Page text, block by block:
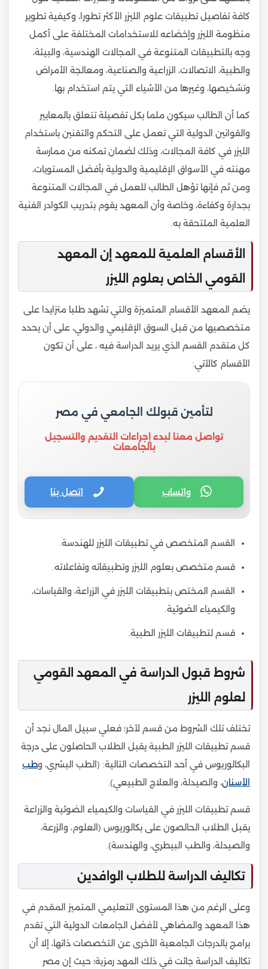
كافة تفاصيل تطبيقات علوم الليزر الأكثر تطورا، وكيفية تطوير
منظومة الليزر وإخضاعه للاستخدامات المختلفة على أكمل
وجه بالتطبيقات المتنوعة في المجالات الهندسية، والبيئة،
والطبية، الاتصالات، الزراعية والصناعية، ومعالجة الأمراض
وتشخيصها، وغيرها من الأشياء التي يتم استخدام بها.
كما أن الطالب سيكون ملما بكل تفصيلة تتعلق بالمعايير
والقوانين الدولية التي تعمل على التحكم والتقنين باستخدام
الليزر في كافة المجالات، وذلك لضمان تمكنه من ممارسة
مهنته في الأسواق الإقليمية والدولية بأفضل المستويات،
ومن ثم فإنها تؤهل الطالب للعمل في المجالات المتنوعة
بجدارة وكفاءة، وخاصة وأن المعهد يقوم بتدريب الكوادر الفنية
العلمية الملتحقة به.
الأقسام العلمية للمعهد إن المعهد
القومي الخاص بعلوم الليزر
يضم المعهد الأقسام المتميزة والتي تشهد طلبا متزايدا على
متخصصيها من قبل السوق الإقليمي والدولي، على أن يحدد
كل متقدم القسم الذي يريد الدراسة فيه ، على أن تكون
الأقسام كالآتي:
لتأمين قبولك الجامعي في مصر
تواصل معنا لبدء إجراءات التقديم والتسجيل
بالجامعات
واتساب اتصل بنا
القسم المتخصص في تطبيقات الليزر للهندسة.
قسم متخصص بعلوم الليزر وتطبيقاته وتفاعلاته.
القسم المختص بتطبيقات الليزر في الزراعة، والقياسات،
والكيمياء الضوئية.
قسم لتطبيقات الليزر الطبية.
شروط قبول الدراسة في المعهد القومي
لعلوم الليزر
تختلف تلك الشروط من قسم لآخر؛ فعلي سبيل المال نجد أن
قسم تطبيقات الليزر الطبية يقبل الطلاب الحاصلون على درجة
البكالوريوس في أحد التخصصات التالية: (الطب البشري، وطب
الأسنان، والصيدلة، والعلاج الطبيعي).
قسم تطبيقات الليزر في القياسات والكيمياء الضوئية والزراعة
يقبل الطلاب الحالصون على بكالوريوس (العلوم، والزرعة،
والصيدلة، والطب البيطري، والهندسة).
تكاليف الدراسة للطلاب الوافدين
وعلى الرغم من هذا المستوى التعليمي المتميز المقدم في
هذا المعهد والمضاهي لأفضل الجامعات الدولية التي تقدم
برامج بالدرجات الجامعية الأخرى عن التخصصات ذاتها، إلا أن
تكاليف الدراسة جائت في ذلك المهد رمزية؛ حيث إن مصر